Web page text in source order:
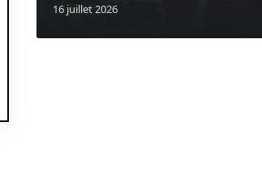
16 juillet 2026